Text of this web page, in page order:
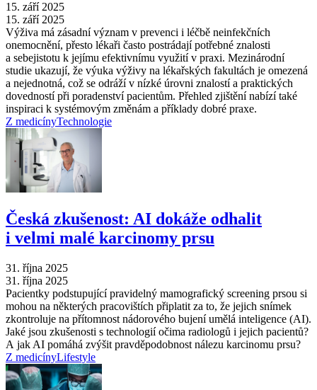
15. září 2025
15. září 2025
Výživa má zásadní význam v prevenci i léčbě neinfekčních
onemocnění, přesto lékaři často postrádají potřebné znalosti
a sebejistotu k jejímu efektivnímu využití v praxi. Mezinárodní
studie ukazují, že výuka výživy na lékařských fakultách je omezená
a nejednotná, což se odráží v nízké úrovni znalostí a praktických
dovedností při poradenství pacientům. Přehled zjištění nabízí také
inspiraci k systémovým změnám a příklady dobré praxe.
Z medicínyTechnologie
Česká zkušenost: AI dokáže odhalit
i velmi malé karcinomy prsu
31. října 2025
31. října 2025
Pacientky podstupující pravidelný mamografický screening prsou si
mohou na některých pracovištích připlatit za to, že jejich snímek
zkontroluje na přítomnost nádorového bujení umělá inteligence (AI).
Jaké jsou zkušenosti s technologií očima radiologů i jejich pacientů?
A jak AI pomáhá zvýšit pravděpodobnost nálezu karcinomu prsu?
Z medicínyLifestyle